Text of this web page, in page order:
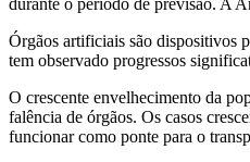
Órgãos artificiais são dispositivos
tem observado progressos
O crescente envelhecimento da
falência de órgãos. Os casos
funcionar como ponte para o